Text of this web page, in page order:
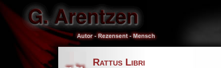
Rattus Libri